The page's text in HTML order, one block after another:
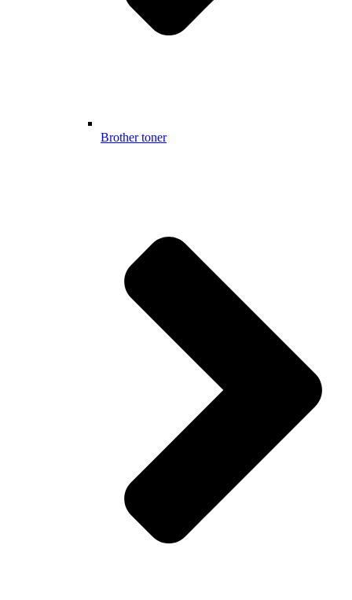
Brother toner